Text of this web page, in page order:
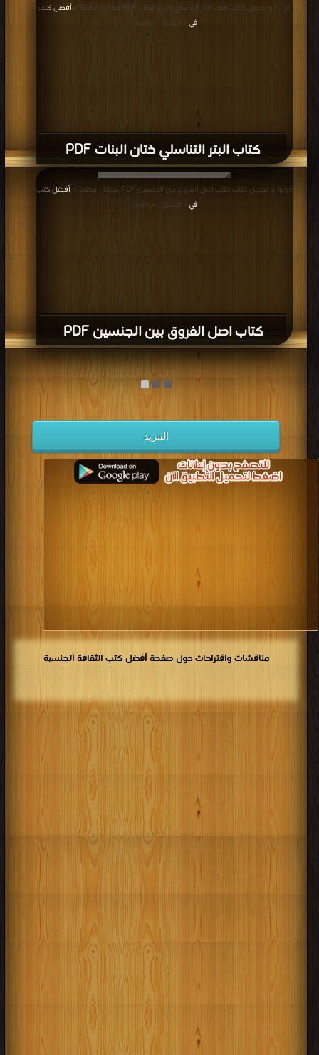
كتاب البتر التناسلي ختان البنات PDF
قراءة و تحميل كتاب كتاب البتر التناسلي ختان البنات PDF مجانا | مكتبة >
أفضل كتب
في
| التحميل : مرة/مرات
كتاب اصل الفروق بين الجنسين PDF
قراءة و تحميل كتاب كتاب اصل الفروق بين الجنسين PDF مجانا | مكتبة >
أفضل كتب
في
| التحميل : مرة/مرات
المزيد
مناقشات واقتراحات حول صفحة أفضل كتب الثقافة الجنسية